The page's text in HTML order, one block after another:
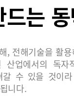
는
, 전해기술을 활
산업에서의 독
갈 수 있을 것이
니다.